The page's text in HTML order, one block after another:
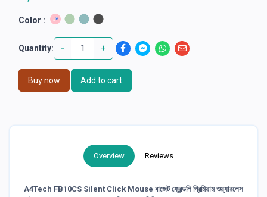
Color :
Quantity: - +
Buy now Add to cart
Overview Reviews
A4Tech FB10CS Silent Click Mouse বাজেট ফ্রেন্ডলি প্রিমিয়াম ওয়্যারলেস